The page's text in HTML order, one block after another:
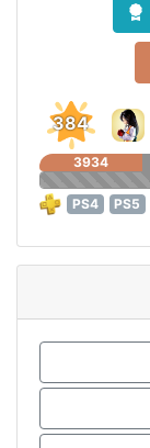
384
3934
PS4
PS5